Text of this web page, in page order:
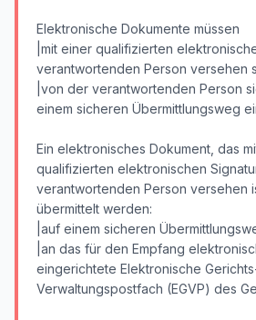
Elektronische Dokumente müssen
|mit einer qualifizierten
verantwortenden Person versehen
|von der verantwortenden Person
einem sicheren Übermittlungsweg
Ein elektronisches Dokument, das
qualifizierten elektronischen
verantwortenden Person versehen
übermittelt werden:
|auf einem sicheren
|an das für den Empfang
eingerichtete Elektronische
Verwaltungspostfach (EGVP) des